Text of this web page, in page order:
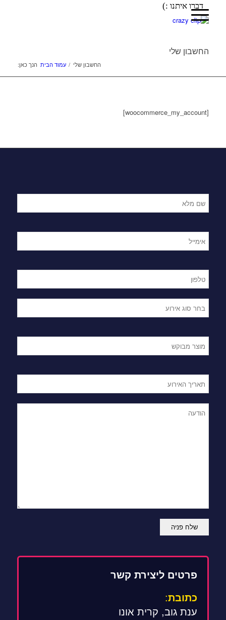
החשבון שלי
הנך כאן: עמוד הבית / החשבון שלי
[woocommerce_my_account]
פרטים ליצירת קשר
כתובת:
ענת גוב, קרית אונו
דברו איתנו :)